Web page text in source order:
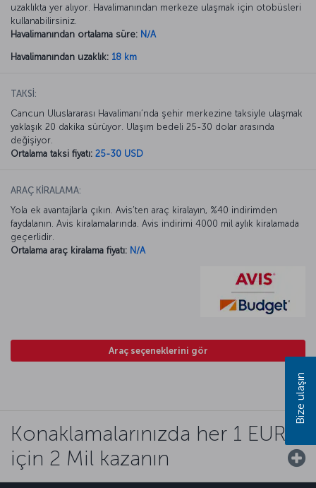
uzaklıkta yer alıyor. Havalimanından merkeze ulaşmak için otobüsleri
kullanabilirsiniz.
Havalimanından ortalama süre: N/A
Havalimanından uzaklık: 18 km
TAKSİ:
Cancun Uluslararası Havalimanı’nda şehir merkezine taksiyle ulaşmak
yaklaşık 20 dakika sürüyor. Ulaşım bedeli 25-30 dolar arasında
değişiyor.
Ortalama taksi fiyatı: 25-30 USD
ARAÇ KİRALAMA:
Yola ek avantajlarla çıkın. Avis’ten araç kiralayın, %40 indirimden
faydalanın. Avis kiralamalarında. Avis indirimi 4000 mil aylık kiralamada
geçerlidir.
Ortalama araç kiralama fiyatı: N/A
Araç seçeneklerini gör
Konaklamalarınızda her 1 EUR
için 2 Mil kazanın
Bize ulaşın